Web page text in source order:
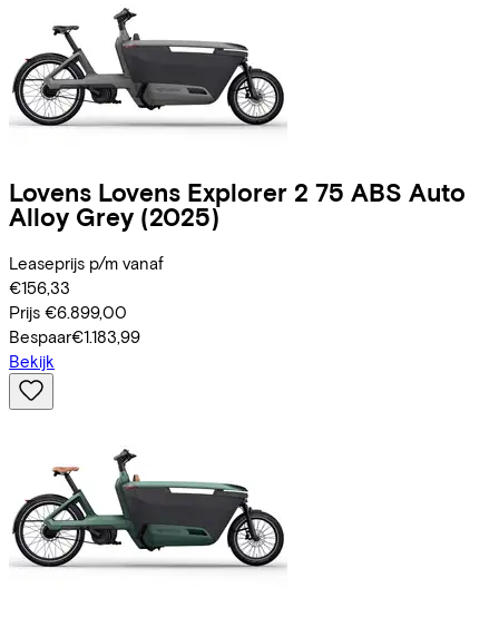
Lovens Lovens Explorer 2 75 ABS Auto
Alloy Grey (2025)
Leaseprijs p/m vanaf
€156,33
Prijs €6.899,00
Bespaar€1.183,99
Bekijk